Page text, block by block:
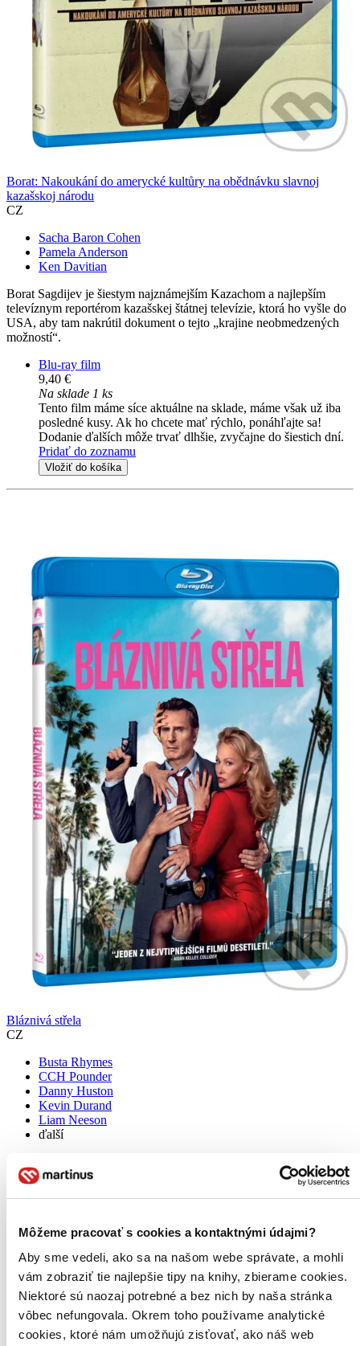
Môžeme pracovať s cookies a kontaktnými údajmi?
Aby sme vedeli, ako sa na našom webe správate, a mohli
vám zobraziť tie najlepšie tipy na knihy, zbierame cookies.
Niektoré sú naozaj potrebné a bez nich by naša stránka
vôbec nefungovala. Okrem toho používame analytické
cookies, ktoré nám umožňujú zisťovať, ako náš web
Borat: Nakoukání do amerycké kultůry na obědnávku slavnoj
kazašskoj národu
CZ
Sacha Baron Cohen
Pamela Anderson
Ken Davitian
Borat Sagdijev je šiestym najznámejším Kazachom a najlepším
televíznym reportérom kazašskej štátnej televízie, ktorá ho vyšle do
USA, aby tam nakrútil dokument o tejto „krajine neobmedzených
možností“.
Blu-ray film
9,40 €
Na sklade 1 ks
Tento film máme síce aktuálne na sklade, máme však už iba
posledné kusy. Ak ho chcete mať rýchlo, ponáhľajte sa!
Dodanie ďalších môže trvať dlhšie, zvyčajne do šiestich dní.
Pridať do zoznamu
Vložiť do košíka
Bláznivá střela
CZ
Busta Rhymes
CCH Pounder
Danny Huston
Kevin Durand
Liam Neeson
ďalší
Když chceš být dobrý polda, musíš pít spoustu kafe, jíst mraky
kalorických jídel, mluvit na podezřelé co nejdrsnějším hlasem a moc
se nepárat s tím, co si myslí tvoji nadřízení. Přesně tím se řídí
Blu-ray film
Do 4 – 6 dní
Tento produkt momentálne nemáme na sklade, ale zvyčajne
vám ho vieme zabezpečiť a odoslať do 4 – 6 dní. A
posnažíme sa aj trochu rýchlejšie!
Pridať do zoznamu
Vložiť do košíka